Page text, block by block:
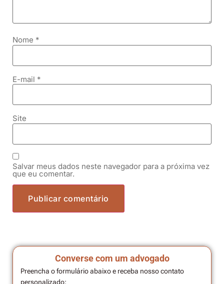
Nome *
E-mail *
Site
Salvar meus dados neste navegador para a próxima vez
que eu comentar.
Converse com um advogado
Preencha o formulário abaixo e receba nosso contato
personalizado: